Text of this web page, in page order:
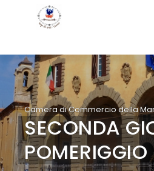
IL CONVEGNO
Camera di Commercio della
SECONDA
POMERIGGIO